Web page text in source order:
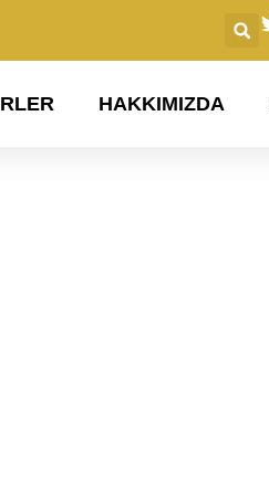
​HAKKIMIZDA